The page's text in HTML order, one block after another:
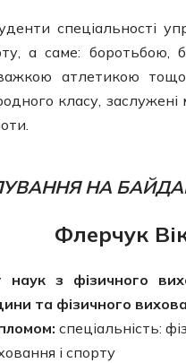
спеціальності
а саме: боротьбою,
атлетикою
класу,
НА
Флерчук
наук з фізичного
та фізичного
спеціальність:
і спорту